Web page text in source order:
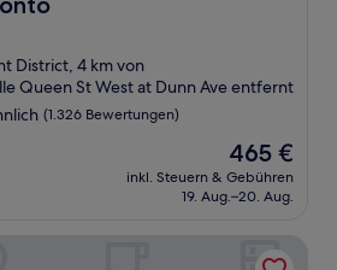
District, 4 km von
Queen St West at Dunn Ave entfernt
(1.326 Bewertungen)
Der
Preis
beträgt
465 €
inkl. Steuern & Gebühren
19. Aug.–20. Aug.